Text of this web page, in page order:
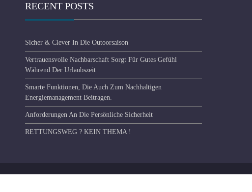
RECENT POSTS
Sicher & Clever In Die Outoorsaison
Vertrauensvolle Nachbarschaft Sorgt Für Gutes Gefühl
Während Der Urlaubszeit
Smarte Funktionen, Die Auch Zum Nachhaltigen
Energiemanagement Beitragen.
Anforderungen An Die Persönliche Sicherheit
RETTUNGSWEG ? KEIN THEMA !